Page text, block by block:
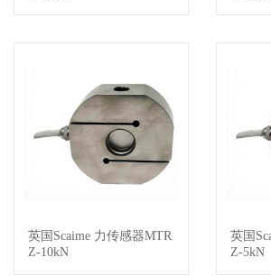
查看详情
英国Scaime 力传感器MTR
Z-10kN
英国
Z-5kN